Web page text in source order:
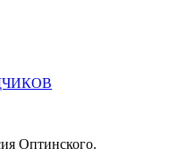
Оптинского.